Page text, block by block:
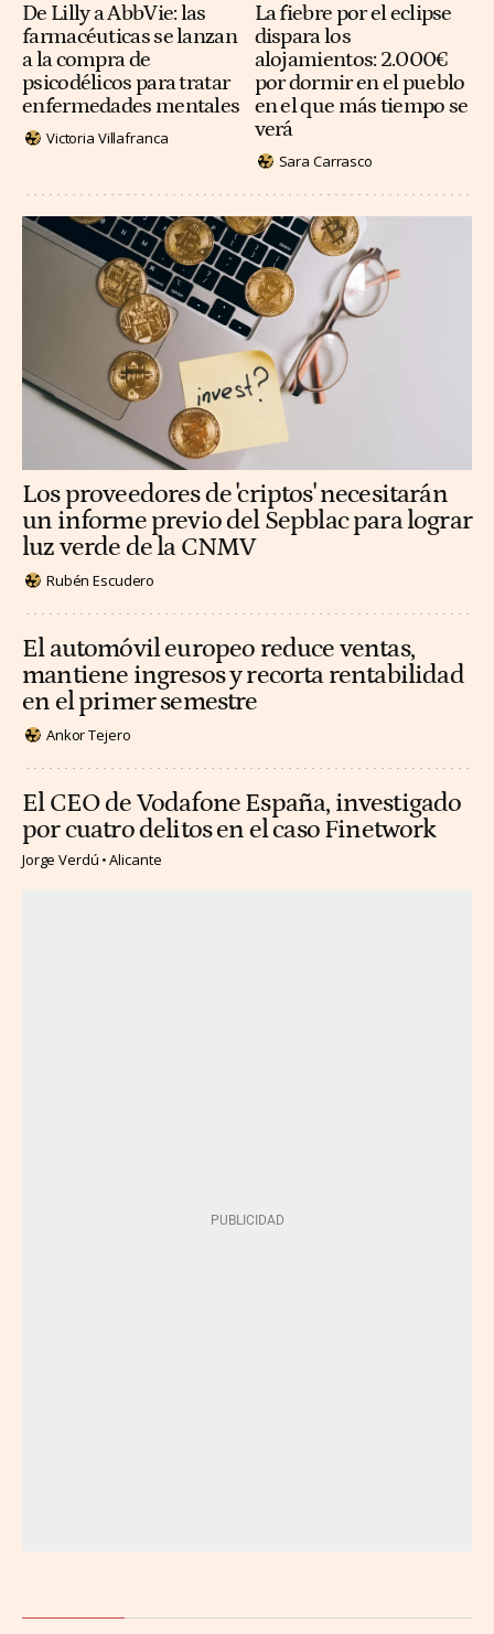
De Lilly a AbbVie: las
farmacéuticas se lanzan
a la compra de
psicodélicos para tratar
enfermedades mentales
Victoria Villafranca
La fiebre por el eclipse
dispara los
alojamientos: 2.000€
por dormir en el pueblo
en el que más tiempo se
verá
Sara Carrasco
Los proveedores de 'criptos' necesitarán
un informe previo del Sepblac para lograr
luz verde de la CNMV
Rubén Escudero
El automóvil europeo reduce ventas,
mantiene ingresos y recorta rentabilidad
en el primer semestre
Ankor Tejero
El CEO de Vodafone España, investigado
por cuatro delitos en el caso Finetwork
Jorge Verdú Alicante